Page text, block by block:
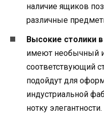
наличие ящиков
различные
Высокие столики
имеют необычный
соответствующий
подойдут для
индустриальной
нотку элегантности.